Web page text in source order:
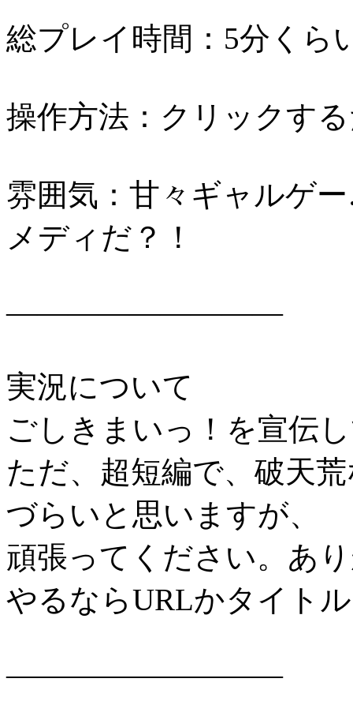
総プレイ時間：5分くら
操作方法：クリックす
雰囲気：甘々ギャル
メディだ？！
―――――――――
実況について
ごしきまいっ！を宣伝
ただ、超短編で、破天
づらいと思いますが、
頑張ってください。あ
やるならURLかタイト
―――――――――